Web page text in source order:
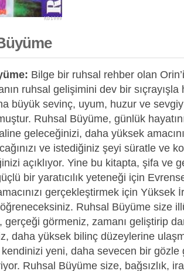
Bilge bir ruhsal rehber olan
ruhsal gelişimini dev bir sıçrayışla
büyük sevinç, uyum, huzur ve
Ruhsal Büyüme, günlük
geleceğinizi, daha yüksek
ve istediğiniz şeyi süratle ve
açıklıyor. Yine bu kitapta, şifa ve
bir yaratıcılık yeteneği için
gerçekleştirmek için Yüksek
Ruhsal Büyüme size
gerçeği görmeniz, zamanı geliştirip
daha yüksek bilinç düzeylerine
kendinizi yeni, daha sevecen bir gözle
Ruhsal Büyüme size, bağsızlık,